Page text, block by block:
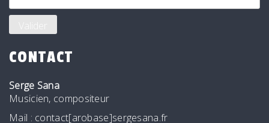
CONTACT
Serge Sana
Musicien, compositeur
Mail : contact[arobase]sergesana.fr